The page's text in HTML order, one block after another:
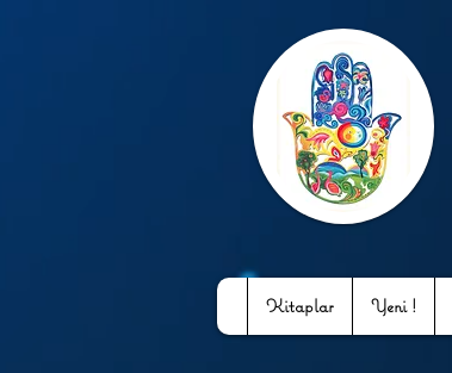
Kitaplar Yeni !